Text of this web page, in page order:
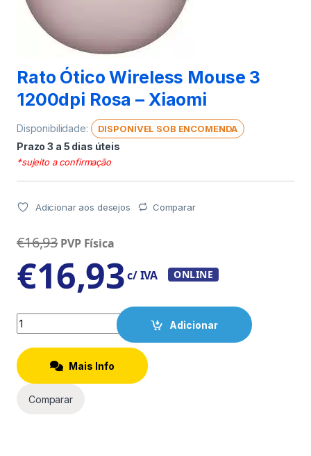
Rato Ótico Wireless Mouse 3
1200dpi Rosa – Xiaomi
Disponibilidade: DISPONÍVEL SOB ENCOMENDA
Prazo 3 a 5 dias úteis
*sujeito a confirmação
Adicionar aos desejos Comparar
€16,93 PVP Física
€16,93c/ IVA ONLINE
Quantity
Adicionar
Mais Info
Comparar